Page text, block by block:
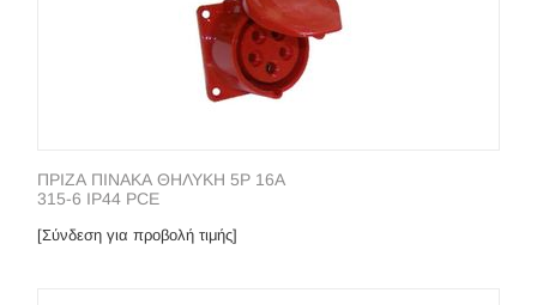
ΠΡΙΖΑ ΠΙΝΑΚΑ ΘΗΛΥΚΗ 5P 16A
315-6 IP44 PCE
[Σύνδεση για προβολή τιμής]